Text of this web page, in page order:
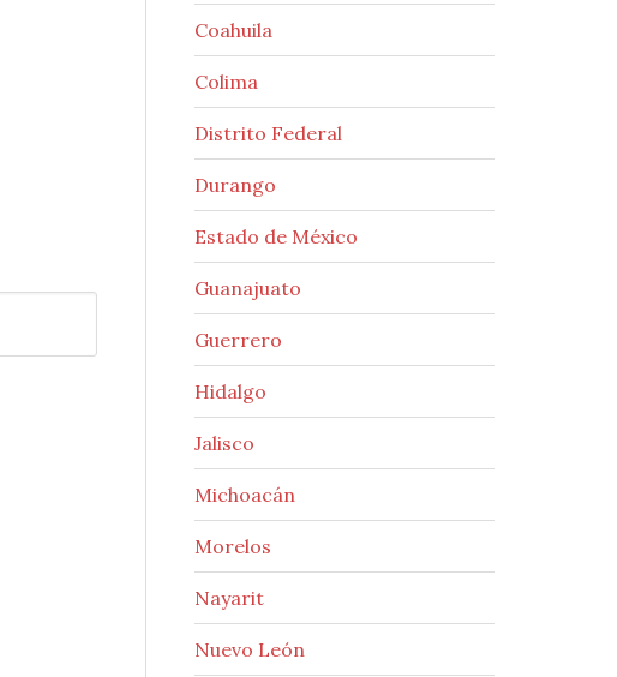
Coahuila
Colima
Distrito Federal
Durango
Estado de México
Guanajuato
Guerrero
Hidalgo
Jalisco
Michoacán
Morelos
Nayarit
Nuevo León